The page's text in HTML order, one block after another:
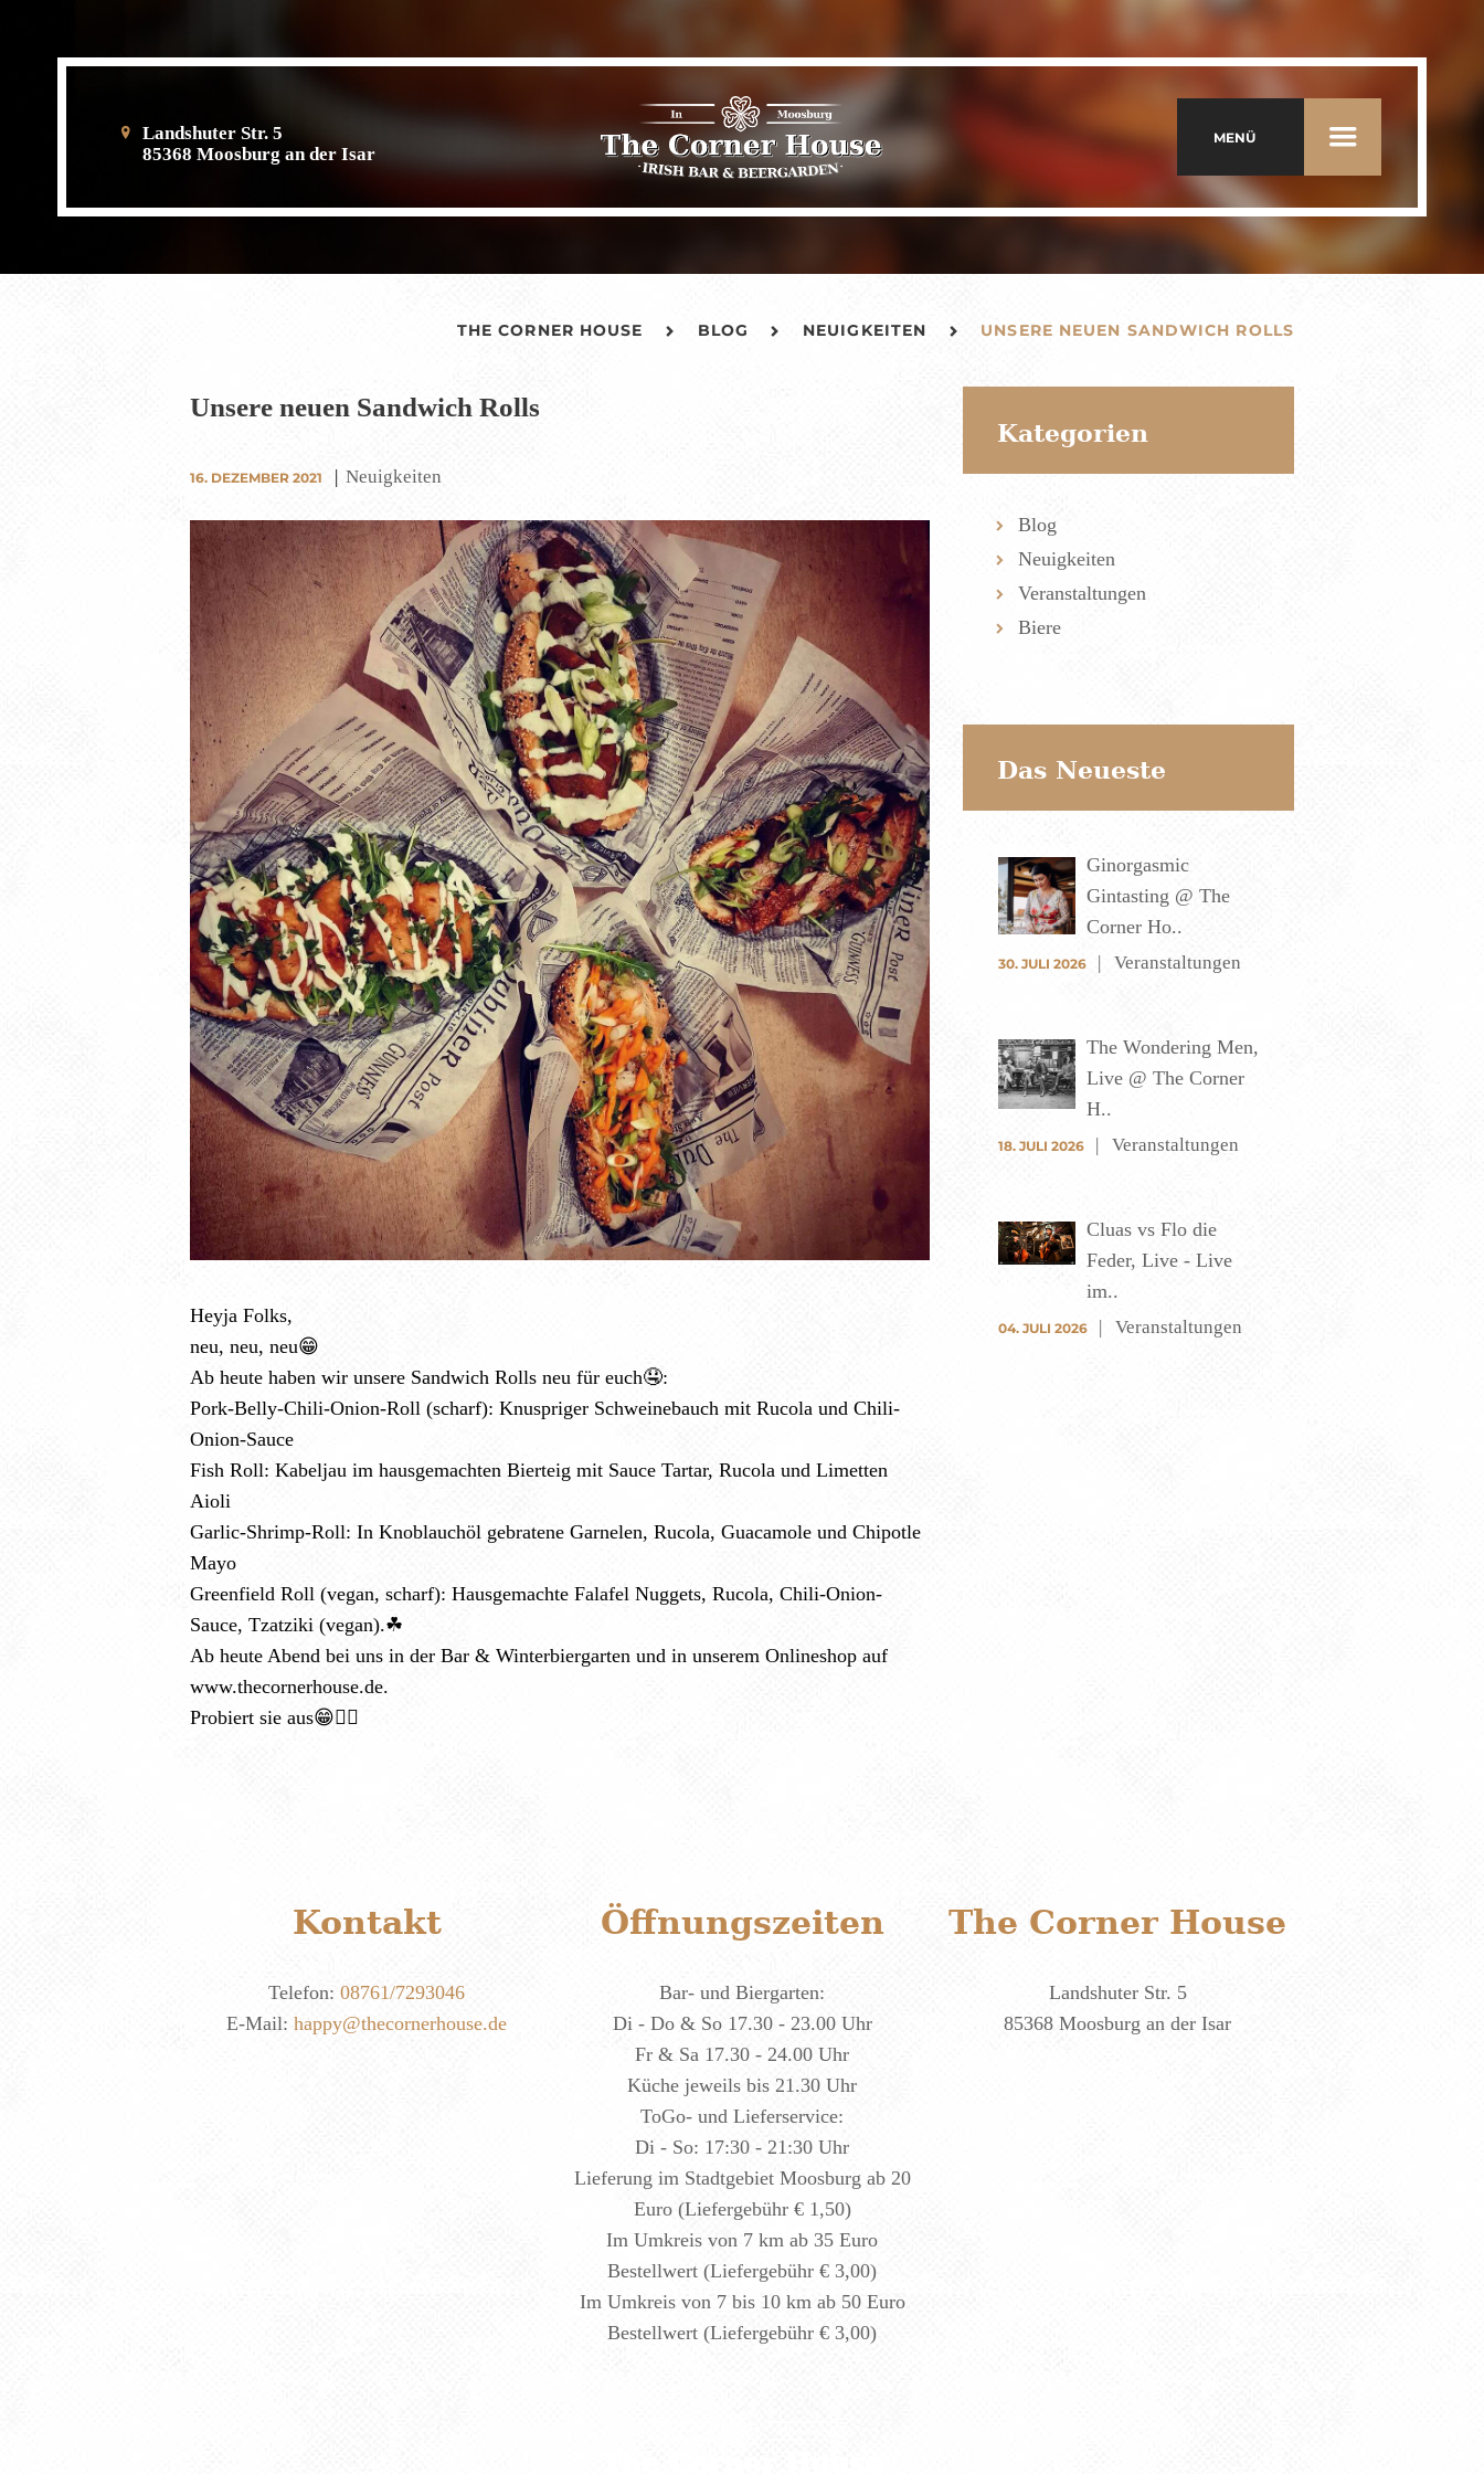
Landshuter Str. 5
85368 Moosburg an der Isar
MENÜ
THE CORNER HOUSE BLOG NEUIGKEITEN UNSERE NEUEN SANDWICH ROLLS
Unsere neuen Sandwich Rolls
16. DEZEMBER 2021 Neuigkeiten
Heyja Folks,
neu, neu, neu😁
Ab heute haben wir unsere Sandwich Rolls neu für euch🤤:
Pork-Belly-Chili-Onion-Roll (scharf): Knuspriger Schweinebauch mit Rucola und Chili-
Onion-Sauce
Fish Roll: Kabeljau im hausgemachten Bierteig mit Sauce Tartar, Rucola und Limetten
Aioli
Garlic-Shrimp-Roll: In Knoblauchöl gebratene Garnelen, Rucola, Guacamole und Chipotle
Mayo
Greenfield Roll (vegan, scharf): Hausgemachte Falafel Nuggets, Rucola, Chili-Onion-
Sauce, Tzatziki (vegan).☘
Ab heute Abend bei uns in der Bar & Winterbiergarten und in unserem Onlineshop auf
www.thecornerhouse.de.
Probiert sie aus😁✌🏻
Kategorien
Blog
Neuigkeiten
Veranstaltungen
Biere
Das Neueste
Ginorgasmic
Gintasting @ The
Corner Ho..
30. JULI 2026 Veranstaltungen
The Wondering Men,
Live @ The Corner
H..
18. JULI 2026 Veranstaltungen
Cluas vs Flo die
Feder, Live - Live
im..
04. JULI 2026 Veranstaltungen
Kontakt
Telefon: 08761/7293046
E-Mail: happy@thecornerhouse.de
Öffnungszeiten
Bar- und Biergarten:
Di - Do & So 17.30 - 23.00 Uhr
Fr & Sa 17.30 - 24.00 Uhr
Küche jeweils bis 21.30 Uhr
ToGo- und Lieferservice:
Di - So: 17:30 - 21:30 Uhr
Lieferung im Stadtgebiet Moosburg ab 20
Euro (Liefergebühr € 1,50)
Im Umkreis von 7 km ab 35 Euro
Bestellwert (Liefergebühr € 3,00)
Im Umkreis von 7 bis 10 km ab 50 Euro
Bestellwert (Liefergebühr € 3,00)
The Corner House
Landshuter Str. 5
85368 Moosburg an der Isar